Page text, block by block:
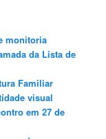
monitoria
da Lista de
Familiar
visual
em 27 de